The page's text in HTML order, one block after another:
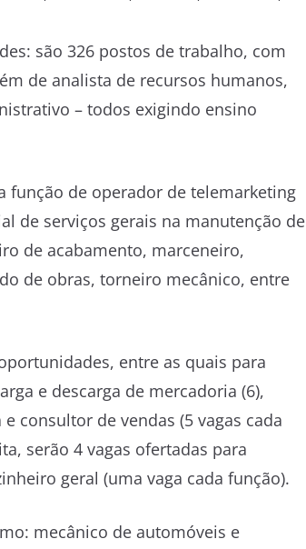
são 326 postos de trabalho, com
de analista de recursos humanos,
– todos exigindo ensino
função de operador de telemarketing
de serviços gerais na manutenção de
de acabamento, marceneiro,
de obras, torneiro mecânico, entre
entre as quais para
e descarga de mercadoria (6),
consultor de vendas (5 vagas cada
serão 4 vagas ofertadas para
geral (uma vaga cada função).
mecânico de automóveis e